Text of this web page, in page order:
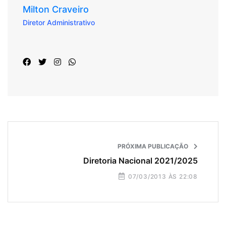
Milton Craveiro
Diretor Administrativo
PRÓXIMA PUBLICAÇÃO
Diretoria Nacional 2021/2025
07/03/2013 ÀS 22:08